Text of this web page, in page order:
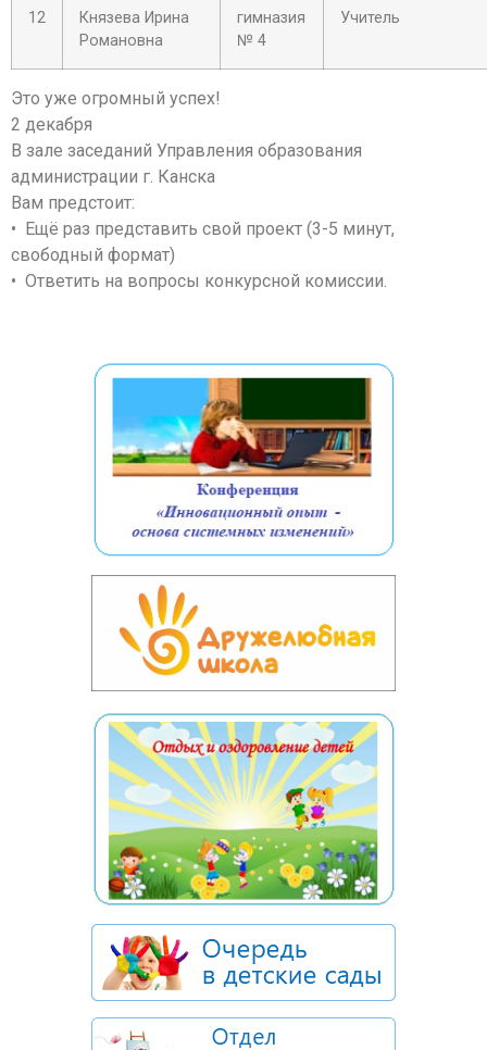
12
Князева Ирина
Романовна
гимназия
№ 4
Учитель
Это уже огромный успех!
2 декабря
В зале заседаний Управления образования
администрации г. Канска
Вам предстоит:
• Ещё раз представить свой проект (3-5 минут,
свободный формат)
• Ответить на вопросы конкурсной комиссии.